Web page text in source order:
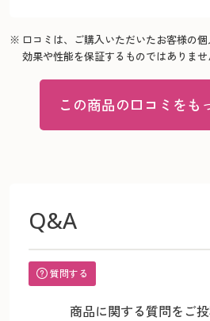
※ 口コミは、ご購入いただいたお客様の
効果や性能を保証するものではありませ
この商品の口コミをも
Q&A
質問する
商品に関する質問をご投